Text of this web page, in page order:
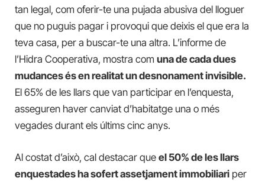
tan legal, com oferir-te una pujada abusiva del lloguer
que no puguis pagar i provoqui que deixis el que era la
teva casa, per a buscar-te una altra. L’informe de
l’Hidra Cooperativa, mostra com una de cada dues
mudances és en realitat un desnonament invisible.
El 65% de les llars que van participar en l’enquesta,
asseguren haver canviat d’habitatge una o més
vegades durant els últims cinc anys.
Al costat d’això, cal destacar que el 50% de les llars
enquestades ha sofert assetjament immobiliari per